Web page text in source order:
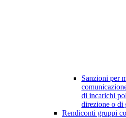
Sanzioni per
di incarichi
direzione o di
Rendiconti gruppi